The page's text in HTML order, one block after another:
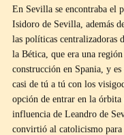
En Sevilla se encontraba el
Isidoro de Sevilla, además
las políticas centralizadoras
la Bética, que era una
construcción en Spania, y
casi de tú a tú con los
opción de entrar en la
influencia de Leandro de
convirtió al catolicismo para